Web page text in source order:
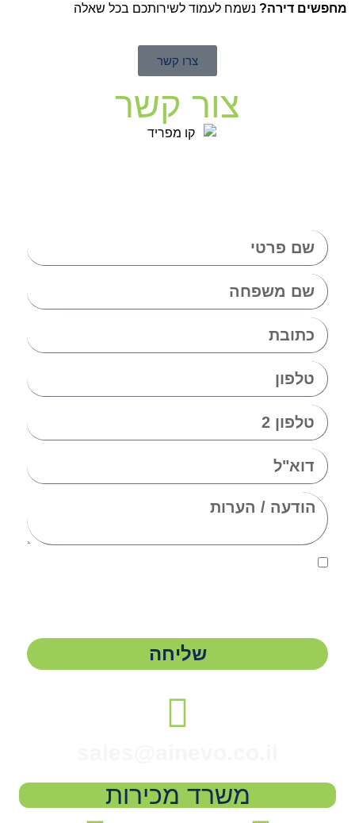
מחפשים דירה? נשמח לעמוד לשירותכם בכל שאלה
צרו קשר
צור קשר
שליחה
משרד מכירות